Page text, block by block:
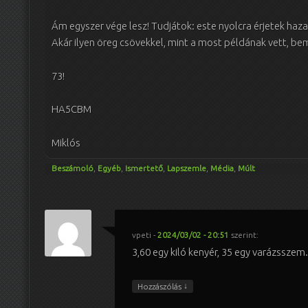
Ám egyszer vége lesz! Tudjátok: este nyolcra érjetek
Akár ilyen öreg csövekkel, mint a most példának vett,
73!
HA5CBM
Miklós
Beszámoló Egyéb Ismertető Lapszemle Média Múlt
vpeti - 2024/03/02 - 20:51 szerint:
3,60 egy kiló kenyér, 35 egy
Hozzászólás ↓